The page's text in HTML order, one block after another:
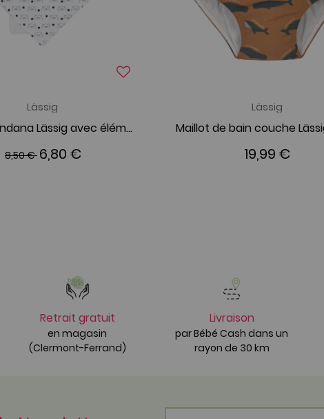
Lässig
Bavoir Bandana Lässig avec élément de dentition en silicone Little Chums Chat
8,50 € 6,80 €
Lässig
19,99 €
Retrait gratuit
en magasin
(Clermont-Ferrand)
Livraison
par Bébé Cash dans un
rayon de 30 km